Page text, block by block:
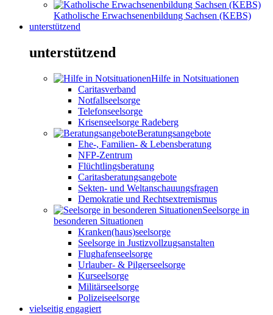
Katholische Erwachsenenbildung Sachsen (KEBS)
unterstützend
unterstützend
Hilfe in Notsituationen
Caritasverband
Notfallseelsorge
Telefonseelsorge
Krisenseelsorge Radeberg
Beratungsangebote
Ehe-, Familien- & Lebensberatung
NFP-Zentrum
Flüchtlingsberatung
Caritasberatungsangebote
Sekten- und Weltanschauungsfragen
Demokratie und Rechtsextremismus
Seelsorge in
besonderen Situationen
Kranken(haus)seelsorge
Seelsorge in Justizvollzugsanstalten
Flughafenseelsorge
Urlauber- & Pilgerseelsorge
Kurseelsorge
Militärseelsorge
Polizeiseelsorge
vielseitig engagiert